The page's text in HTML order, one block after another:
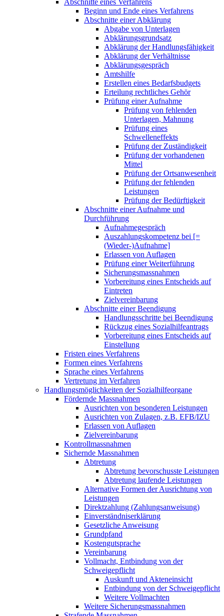
Beginn und Ende eines Verfahrens
Abschnitte einer Abklärung
Abgabe von Unterlagen
Abklärungsgrundsatz
Abklärung der Handlungsfähigkeit
Abklärung der Verhältnisse
Abklärungsgespräch
Amtshilfe
Erstellen eines Bedarfsbudgets
Erteilung rechtliches Gehör
Prüfung einer Aufnahme
Prüfung von fehlenden
Unterlagen, Mahnung
Prüfung eines
Schwelleneffekts
Prüfung der Zuständigkeit
Prüfung der vorhandenen
Mittel
Prüfung der Ortsanwesenheit
Prüfung der fehlenden
Leistungen
Prüfung der Bedürftigkeit
Abschnitte einer Aufnahme und
Durchführung
Aufnahmegespräch
Auszahlungskompetenz bei [=
(Wieder-)Aufnahme]
Erlassen von Auflagen
Prüfung einer Weiterführung
Sicherungsmassnahmen
Vorbereitung eines Entscheids auf
Eintreten
Zielvereinbarung
Abschnitte einer Beendigung
Handlungsschritte bei Beendigung
Rückzug eines Sozialhilfeantrags
Vorbereitung eines Entscheids auf
Einstellung
Fristen eines Verfahrens
Formen eines Verfahrens
Sprache eines Verfahrens
Vertretung im Verfahren
Handlungsmöglichkeiten der Sozialhilfeorgane
Fördernde Massnahmen
Ausrichten von besonderen Leistungen
Ausrichten von Zulagen, z.B. EFB/IZU
Erlassen von Auflagen
Zielvereinbarung
Kontrollmassnahmen
Sichernde Massnahmen
Abtretung
Abtretung bevorschusste Leistungen
Abtretung laufende Leistungen
Alternative Formen der Ausrichtung von
Leistungen
Direktzahlung (Zahlungsanweisung)
Einverständniserklärung
Gesetzliche Anweisung
Grundpfand
Kostengutsprache
Vereinbarung
Vollmacht, Entbindung von der
Schweigepflicht
Auskunft und Akteneinsicht
Entbindung von der Schweigepflicht
Weitere Vollmachten
Weitere Sicherungsmassnahmen